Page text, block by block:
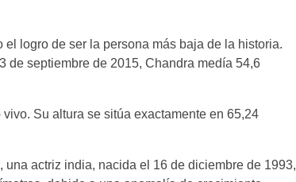
logro de ser la persona más baja de la historia.
de septiembre de 2015, Chandra medía 54,6
Su altura se sitúa exactamente en 65,24
actriz india, nacida el 16 de diciembre de 1993,